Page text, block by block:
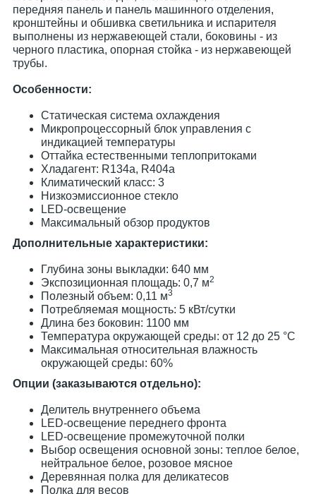
передняя панель и панель машинного отделения,
кронштейны и обшивка светильника и испарителя
выполнены из нержавеющей стали, боковины - из
черного пластика, опорная стойка - из нержавеющей
трубы.
Особенности:
Статическая система охлаждения
Микропроцессорный блок управления с
индикацией температуры
Оттайка естественными теплопритоками
Хладагент: R134a, R404a
Климатический класс: 3
Низкоэмиссионное стекло
LED-освещение
Максимальный обзор продуктов
Дополнительные характеристики:
Глубина зоны выкладки: 640 мм
Экспозиционная площадь: 0,7 м2
Полезный объем: 0,11 м3
Потребляемая мощность: 5 кВт/сутки
Длина без боковин: 1100 мм
Температура окружающей среды: от 12 до 25 °С
Максимальная относительная влажность
окружающей среды: 60%
Опции (заказываются отдельно):
Делитель внутреннего объема
LED-освещение переднего фронта
LED-освещение промежуточной полки
Выбор освещения основной зоны: теплое белое,
нейтральное белое, розовое мясное
Деревянная полка для деликатесов
Полка для весов